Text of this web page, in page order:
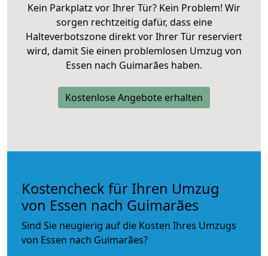
Kein Parkplatz vor Ihrer Tür? Kein Problem! Wir
sorgen rechtzeitig dafür, dass eine
Halteverbotszone direkt vor Ihrer Tür reserviert
wird, damit Sie einen problemlosen Umzug von
Essen nach Guimarães haben.
Kostenlose Angebote erhalten
Kostencheck für Ihren Umzug
von Essen nach Guimarães
Sind Sie neugierig auf die Kosten Ihres Umzugs
von Essen nach Guimarães?